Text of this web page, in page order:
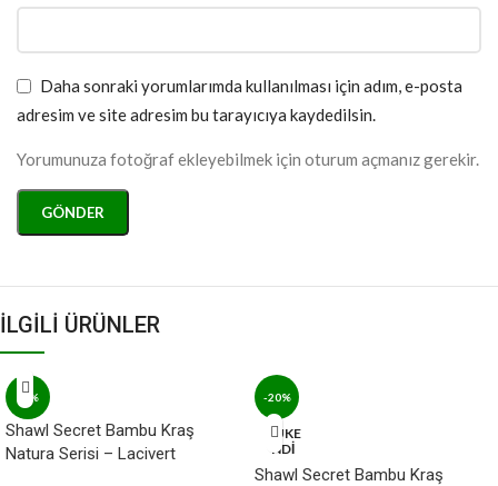
Daha sonraki yorumlarımda kullanılması için adım, e-posta
adresim ve site adresim bu tarayıcıya kaydedilsin.
Yorumunuza fotoğraf ekleyebilmek için oturum açmanız gerekir.
İLGİLİ ÜRÜNLER
-8%
Shawl Secret Bambu Kraş
Natura Serisi – Lacivert
-20%
TÜKE
NDİ
Shawl Secret Bambu Kraş